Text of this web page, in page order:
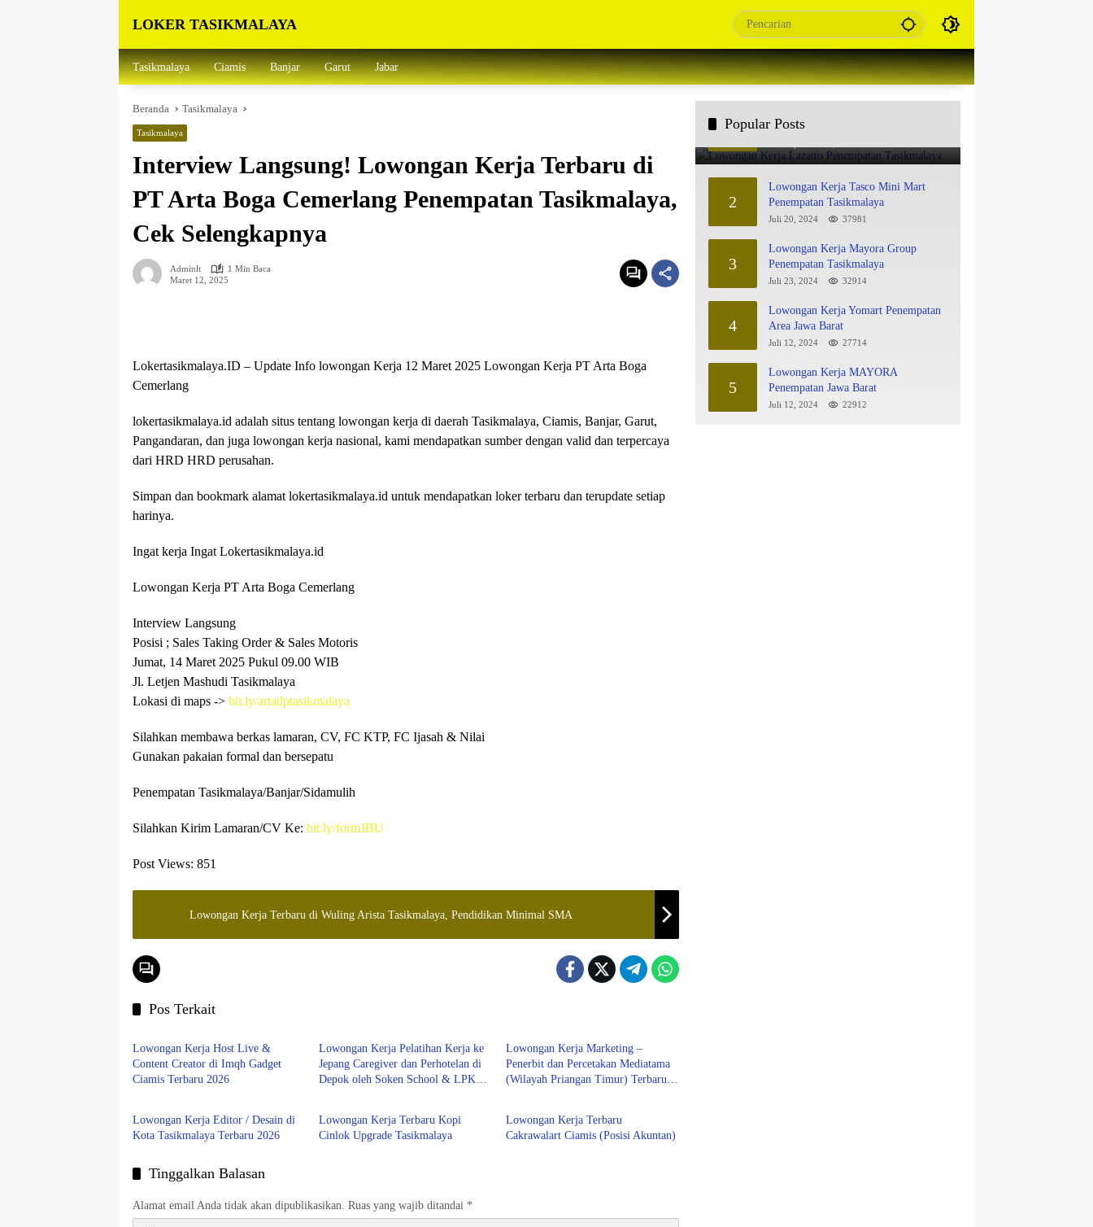
LOKER TASIKMALAYA
Lowongan
Kerja
dan
Sekitarna
Tasikmalaya Ciamis Banjar Garut Jabar
Beranda Tasikmalaya
Tasikmalaya
Interview Langsung! Lowongan Kerja Terbaru di
PT Arta Boga Cemerlang Penempatan Tasikmalaya,
Cek Selengkapnya
Adminlt
1 Min Baca
Maret 12, 2025
Lokertasikmalaya.ID – Update Info lowongan Kerja 12 Maret 2025 Lowongan Kerja PT Arta Boga
Cemerlang
lokertasikmalaya.id adalah situs tentang lowongan kerja di daerah Tasikmalaya, Ciamis, Banjar, Garut,
Pangandaran, dan juga lowongan kerja nasional, kami mendapatkan sumber dengan valid dan terpercaya
dari HRD HRD perusahan.
Simpan dan bookmark alamat lokertasikmalaya.id untuk mendapatkan loker terbaru dan terupdate setiap
harinya.
Ingat kerja Ingat Lokertasikmalaya.id
Lowongan Kerja PT Arta Boga Cemerlang
Interview Langsung
Posisi ; Sales Taking Order & Sales Motoris
Jumat, 14 Maret 2025 Pukul 09.00 WIB
Jl. Letjen Mashudi Tasikmalaya
Lokasi di maps -> bit.ly/artadptasikmalaya
Silahkan membawa berkas lamaran, CV, FC KTP, FC Ijasah & Nilai
Gunakan pakaian formal dan bersepatu
Penempatan Tasikmalaya/Banjar/Sidamulih
Silahkan Kirim Lamaran/CV Ke: bit.ly/formJBU
Post Views: 851
Lowongan Kerja Terbaru di Wuling Arista Tasikmalaya, Pendidikan Minimal SMA
Pos Terkait
Tasikmalaya
Lowongan Kerja Host Live &
Content Creator di Imqh Gadget
Ciamis Terbaru 2026
Lowongan Kerja Pelatihan Kerja ke
Jepang Caregiver dan Perhotelan di
Depok oleh Soken School & LPK
Lowongan Kerja Marketing –
Penerbit dan Percetakan Mediatama
(Wilayah Priangan Timur) Terbaru
Lowongan Kerja Editor / Desain di
Kota Tasikmalaya Terbaru 2026
LOWONGAN KERJA
Lowongan Kerja Terbaru Kopi
Cinlok Upgrade Tasikmalaya
LOWONGAN KERJA
Lowongan Kerja Terbaru
Cakrawalart Ciamis (Posisi Akuntan)
Tinggalkan Balasan
Alamat email Anda tidak akan dipublikasikan. Ruas yang wajib ditandai *
Popular Posts
1
Tasikmalaya
2
Lowongan Kerja Tasco Mini Mart
Penempatan Tasikmalaya
Juli 20, 2024 37981
3
Lowongan Kerja Mayora Group
Penempatan Tasikmalaya
Juli 23, 2024 32914
4
Lowongan Kerja Yomart Penempatan
Area Jawa Barat
Juli 12, 2024 27714
5
Lowongan Kerja MAYORA
Penempatan Jawa Barat
Juli 12, 2024 22912